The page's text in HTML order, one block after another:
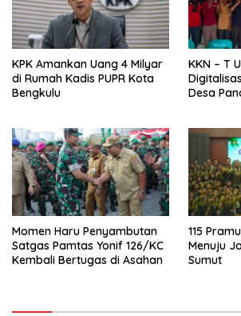
KPK Amankan Uang 4 Milyar
di Rumah Kadis PUPR Kota
Bengkulu
KKN – T
Desa
Momen Haru Penyambutan
Satgas Pamtas Yonif 126/KC
Kembali Bertugas di Asahan
115
Menuju
Sumut